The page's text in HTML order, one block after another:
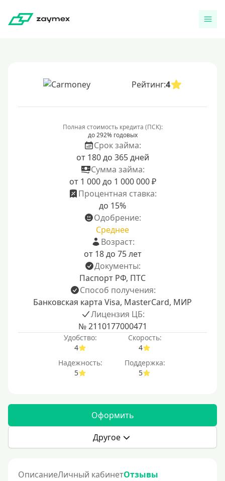
Рейтинг:4
Полная стоимость кредита (ПСК):
до 292% годовых
Срок займа:
от 180 до 365 дней
Сумма займа:
от 1 000 до 1 000 000 ₽
Процентная ставка:
до 15%
Одобрение:
Среднее
Возраст:
от 18 до 75 лет
Документы:
Паспорт РФ, ПТС
Способ получения:
Банковская карта Visa, MasterCard, МИР
Лицензия ЦБ:
№ 2110177000471
Удобство:
4
Скорость:
4
Надежность:
5
Поддержка:
5
Оформить
Другое
ОписаниеЛичный кабинетОтзывы